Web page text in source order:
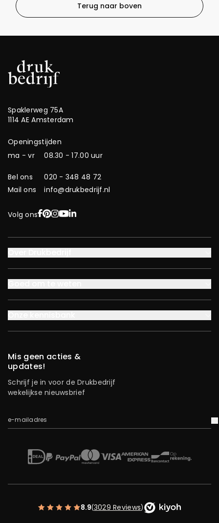
Terug naar boven
Spaklerweg 75A
1114 AE Amsterdam
Openingstijden
ma - vr
08.30 - 17.00 uur
Bel ons
020 - 348 48 72
Mail ons
info@drukbedrijf.nl
Volg onsFacebook
Pinterest
Instagram
YouTube
LinkedIn
Mis geen acties &
updates!
Schrijf je in voor de Drukbedrijf
wekelijkse nieuwsbrief
e-mailadres
iDEALPaypal Mastercard
Visa American Express
BancontactOp rekening
8.9(3029 Reviews)